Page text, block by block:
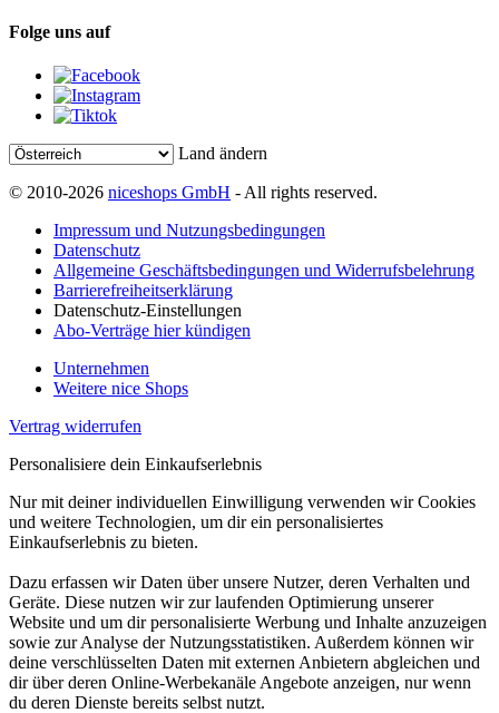
Folge uns auf
Land ändern
© 2010-2026 niceshops GmbH - All rights reserved.
Impressum und Nutzungsbedingungen
Datenschutz
Allgemeine Geschäftsbedingungen und Widerrufsbelehrung
Barrierefreiheitserklärung
Datenschutz-Einstellungen
Abo-Verträge hier kündigen
Unternehmen
Weitere nice Shops
Vertrag widerrufen
Personalisiere dein Einkaufserlebnis
Nur mit deiner individuellen Einwilligung verwenden wir Cookies
und weitere Technologien, um dir ein personalisiertes
Einkaufserlebnis zu bieten.
Dazu erfassen wir Daten über unsere Nutzer, deren Verhalten und
Geräte. Diese nutzen wir zur laufenden Optimierung unserer
Website und um dir personalisierte Werbung und Inhalte anzuzeigen
sowie zur Analyse der Nutzungsstatistiken. Außerdem können wir
deine verschlüsselten Daten mit externen Anbietern abgleichen und
dir über deren Online-Werbekanäle Angebote anzeigen, nur wenn
du deren Dienste bereits selbst nutzt.